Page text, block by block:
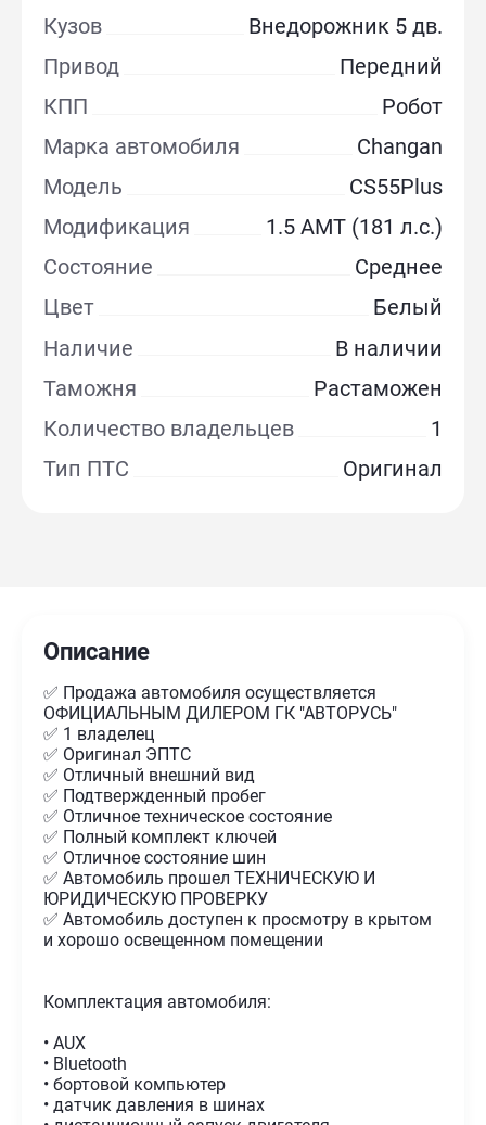
Кузов
Внедорожник 5 дв.
Привод
Передний
КПП
Робот
Марка автомобиля
Changan
Модель
CS55Plus
Модификация
1.5 AMT (181 л.с.)
Состояние
Среднее
Цвет
Белый
Наличие
В наличии
Таможня
Растаможен
Количество владельцев
1
Тип ПТС
Оригинал
Описание
✅ Продажа автомобиля осуществляется
ОФИЦИАЛЬНЫМ ДИЛЕРОМ ГК "АВТОРУСЬ"
✅ 1 владелец
✅ Оригинал ЭПТС
✅ Отличный внешний вид
✅ Подтвержденный пробег
✅ Отличное техническое состояние
✅ Полный комплект ключей
✅ Отличное состояние шин
✅ Автомобиль прошел ТЕХНИЧЕСКУЮ И
ЮРИДИЧЕСКУЮ ПРОВЕРКУ
✅ Автомобиль доступен к просмотру в крытом
и хорошо освещенном помещении
Комплектация автомобиля:
• AUX
• Bluetooth
• бортовой компьютер
• датчик давления в шинах